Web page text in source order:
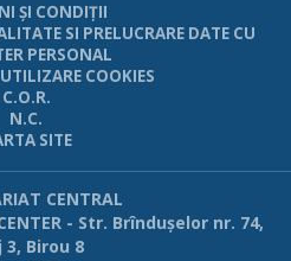
ŞI CONDIŢII
SI PRELUCRARE DATE CU
PERSONAL
COOKIES
C.O.R.
N.C.
SITE
CENTRAL
- Str. Brînduşelor nr. 74,
3, Birou 8